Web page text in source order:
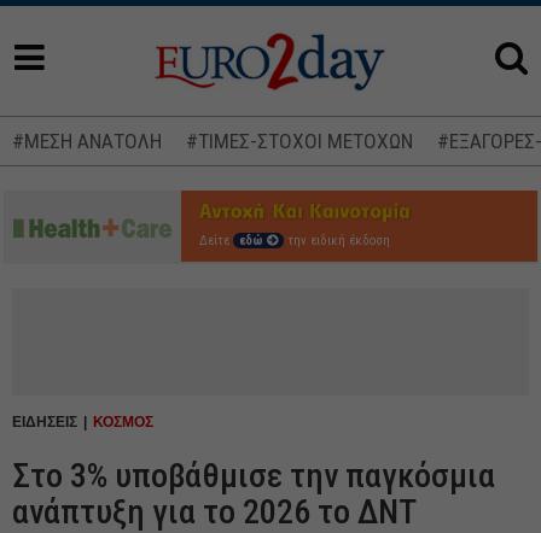
#ΜΕΣΗ ΑΝΑΤΟΛΗ #ΤΙΜΕΣ-ΣΤΟΧΟΙ ΜΕΤΟΧΩΝ
Δείτε εδώ την ειδική έκδοση
ΕΙΔΗΣΕΙΣ ΚΟΣΜΟΣ
Στο 3% υποβάθμισε την παγκόσμια
ανάπτυξη για το 2026 το ΔΝΤ